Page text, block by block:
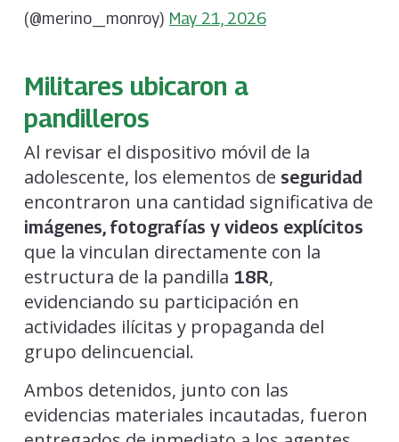
(@merino_monroy) May 21, 2026
Militares ubicaron a
pandilleros
Al revisar el dispositivo móvil de la
adolescente, los elementos de seguridad
encontraron una cantidad significativa de
imágenes, fotografías y videos explícitos
que la vinculan directamente con la
estructura de la pandilla 18R,
evidenciando su participación en
actividades ilícitas y propaganda del
grupo delincuencial.
Ambos detenidos, junto con las
evidencias materiales incautadas, fueron